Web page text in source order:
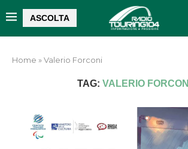
ASCOLTA
Home »Valerio Forconi
TAG: VALERIO FORCONI